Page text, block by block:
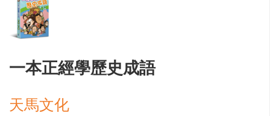
一本正經學歷史成語
天馬文化